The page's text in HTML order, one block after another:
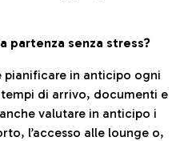
partenza senza stress?
pianificare in anticipo ogni
di arrivo, documenti e
valutare in anticipo i
l’accesso alle lounge o,